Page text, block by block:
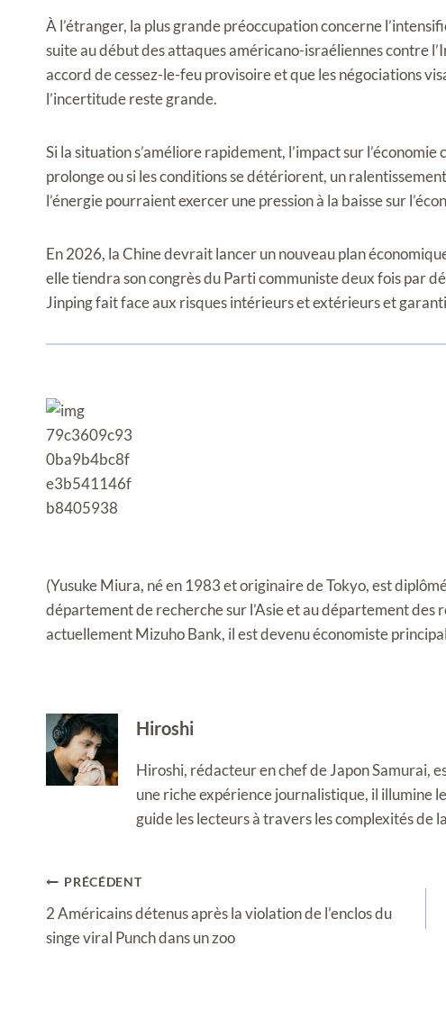
À l’étranger, la plus grande préoccupation concerne
suite au début des attaques américano-israéliennes contre
accord de cessez-le-feu provisoire et que les négociations
l’incertitude reste grande.
Si la situation s’améliore rapidement, l’impact sur
prolonge ou si les conditions se détériorent, un
l’énergie pourraient exercer une pression à la baisse sur
En 2026, la Chine devrait lancer un nouveau plan
elle tiendra son congrès du Parti communiste deux fois par
Jinping fait face aux risques intérieurs et extérieurs et
(Yusuke Miura, né en 1983 et originaire de Tokyo, est
département de recherche sur l’Asie et au département des
actuellement Mizuho Bank, il est devenu économiste
Hiroshi
Hiroshi, rédacteur en chef de Japon Samurai,
une riche expérience journalistique, il illumine
guide les lecteurs à travers les complexités de
Navigation
de
l’article
PRÉCÉDENT
2 Américains détenus après la violation de l’enclos du
singe viral Punch dans un zoo